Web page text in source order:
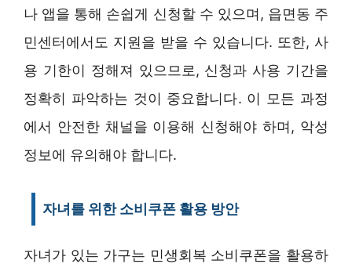
나 앱을 통해 손쉽게 신청할 수 있으며, 읍면동 주
민센터에서도 지원을 받을 수 있습니다. 또한, 사
용 기한이 정해져 있으므로, 신청과 사용 기간을
정확히 파악하는 것이 중요합니다. 이 모든 과정
에서 안전한 채널을 이용해 신청해야 하며, 악성
정보에 유의해야 합니다.
자녀를 위한 소비쿠폰 활용 방안
자녀가 있는 가구는 민생회복 소비쿠폰을 활용하